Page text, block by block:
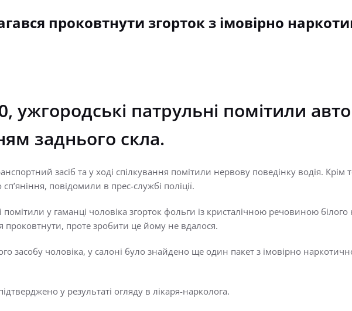
проковтнути згорток з імовірно
ужгородські патрульні помітили
заднього скла.
засіб та у ході спілкування помітили нервову поведінку водія. Крім
повідомили в прес-службі поліції.
помітили у гаманці чоловіка згорток фольги із кристалічною речовиною
проковтнути, проте зробити це йому не вдалося.
засобу чоловіка, у салоні було знайдено ще один пакет з імовірно
у результаті огляду в лікаря-нарколога.